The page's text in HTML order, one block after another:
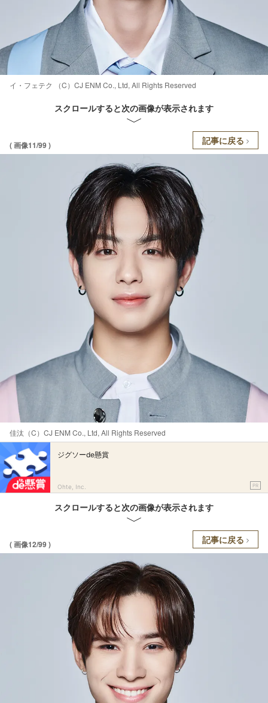
イ・フェテク （C）CJ ENM Co., Ltd, All Rights Reserved
スクロールすると次の画像が表示されます
( 画像11/99 ) 記事に戻る
佳汰（C）CJ ENM Co., Ltd, All Rights Reserved
ジグソーde懸賞
Ohte, Inc. PR
スクロールすると次の画像が表示されます
( 画像12/99 ) 記事に戻る